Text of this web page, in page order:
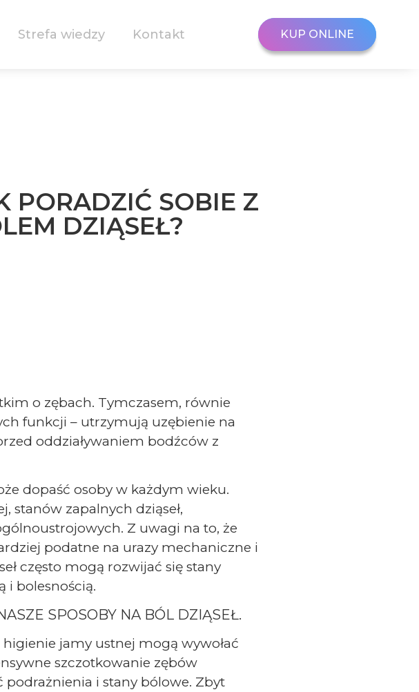
Strefa wiedzy Kontakt KUP ONLINE
PORADZIĆ SOBIE Z
DZIĄSEŁ?
o zębach. Tymczasem, równie
funkcji – utrzymują uzębienie na
oddziaływaniem bodźców z
dopaść osoby w każdym wieku.
stanów zapalnych dziąseł,
Z uwagi na to, że
podatne na urazy mechaniczne i
często mogą rozwijać się stany
i bolesnością.
SPOSOBY NA BÓL DZIĄSEŁ.
higienie jamy ustnej mogą wywołać
szczotkowanie zębów
i stany bólowe. Zbyt